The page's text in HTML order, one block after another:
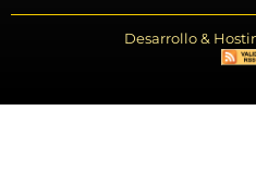
Desarrollo &